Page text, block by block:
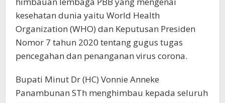
kesehatan dunia yaitu World Health
Organization (WHO) dan Keputusan Presiden
Nomor 7 tahun 2020 tentang gugus tugas
pencegahan dan penanganan virus corona.
Bupati Minut Dr (HC) Vonnie Anneke
Panambunan STh menghimbau kepada seluruh